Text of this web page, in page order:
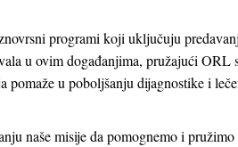
programi koji uključuju
u ovim događanjima, pružajući ORL
pomaže u poboljšanju dijagnostike i
naše misije da pomognemo i